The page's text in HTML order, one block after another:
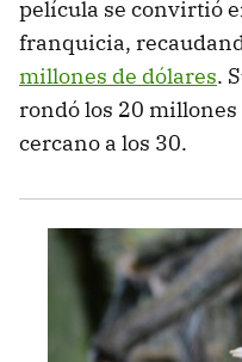
película se convirtió
franquicia,
millones de dólares.
rondó los 20
cercano a los 30.